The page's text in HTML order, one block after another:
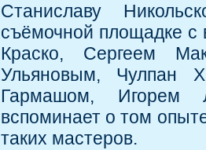
Станиславу
съёмочной площадке
Краско, Сергеем
Ульяновым, Чулпан
Гармашом, Игорем
вспоминает о том
таких мастеров.